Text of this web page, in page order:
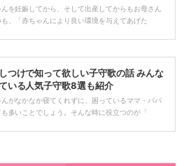
を妊娠してから、そして出産してからもお母さん
、「赤ちゃんにより良い環境を与えてあげた
つけで知って欲しい子守歌の話 みんな
いる人気子守歌8選も紹介
がなかなか寝てくれずに、困っているママ・パパ
多いことでしょう。そんな時に役立つのが「